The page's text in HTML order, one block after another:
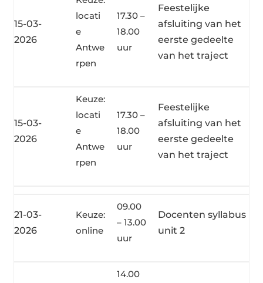
15-03-
2026
locati
e
Antwe
rpen
17.30 –
18.00
uur
Feestelijke
afsluiting van het
eerste gedeelte
van het traject
15-03-
2026
Keuze:
locati
e
Antwe
rpen
17.30 –
18.00
uur
Feestelijke
afsluiting van het
eerste gedeelte
van het traject
21-03-
2026
Keuze:
online
09.00
– 13.00
uur
Docenten syllabus
unit 2
14.00